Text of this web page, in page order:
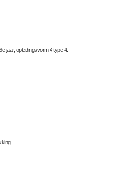
jaar, opleidingsvorm 4 type 4: